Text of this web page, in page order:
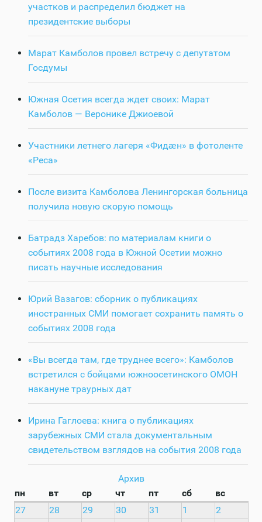
участков и распределил бюджет на
президентские выборы
Марат Камболов провел встречу с депутатом
Госдумы
Южная Осетия всегда ждет своих: Марат
Камболов — Веронике Джиоевой
Участники летнего лагеря «Фидӕн» в фотоленте
«Реса»
После визита Камболова Ленингорская больница
получила новую скорую помощь
Батрадз Харебов: по материалам книги о
событиях 2008 года в Южной Осетии можно
писать научные исследования
Юрий Вазагов: сборник о публикациях
иностранных СМИ помогает сохранить память о
событиях 2008 года
«Вы всегда там, где труднее всего»: Камболов
встретился с бойцами южноосетинского ОМОН
накануне траурных дат
Ирина Гаглоева: книга о публикациях
зарубежных СМИ стала документальным
свидетельством взглядов на события 2008 года
Архив
пн
вт ср чт пт сб
вс
27
28 29 30 31 1
2